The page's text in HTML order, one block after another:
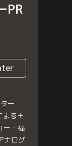
PR
ー
よる王
ー・福
ナログ